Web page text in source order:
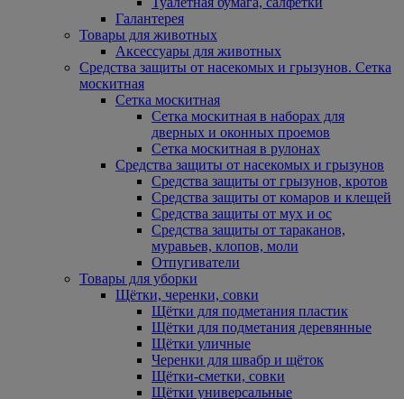
Галантерея
Товары для животных
Аксессуары для животных
Средства защиты от насекомых и грызунов. Сетка
москитная
Сетка москитная
Сетка москитная в наборах для
дверных и оконных проемов
Сетка москитная в рулонах
Средства защиты от насекомых и грызунов
Средства защиты от грызунов, кротов
Средства защиты от комаров и клещей
Средства защиты от мух и ос
Средства защиты от тараканов,
муравьев, клопов, моли
Отпугиватели
Товары для уборки
Щётки, черенки, совки
Щётки для подметания пластик
Щётки для подметания деревянные
Щётки уличные
Черенки для швабр и щёток
Щётки-сметки, совки
Щётки универсальные